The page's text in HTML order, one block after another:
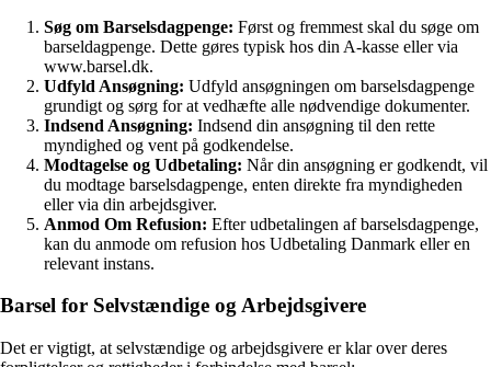
Søg om Barselsdagpenge: Først og fremmest skal du søge om
barseldagpenge. Dette gøres typisk hos din A-kasse eller via
www.barsel.dk.
Udfyld Ansøgning: Udfyld ansøgningen om barselsdagpenge
grundigt og sørg for at vedhæfte alle nødvendige dokumenter.
Indsend Ansøgning: Indsend din ansøgning til den rette
myndighed og vent på godkendelse.
Modtagelse og Udbetaling: Når din ansøgning er godkendt, vil
du modtage barselsdagpenge, enten direkte fra myndigheden
eller via din arbejdsgiver.
Anmod Om Refusion: Efter udbetalingen af barselsdagpenge,
kan du anmode om refusion hos Udbetaling Danmark eller en
relevant instans.
Barsel for Selvstændige og Arbejdsgivere
Det er vigtigt, at selvstændige og arbejdsgivere er klar over deres